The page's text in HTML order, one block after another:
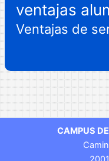
ventajas
Ventajas de
CAMPUS